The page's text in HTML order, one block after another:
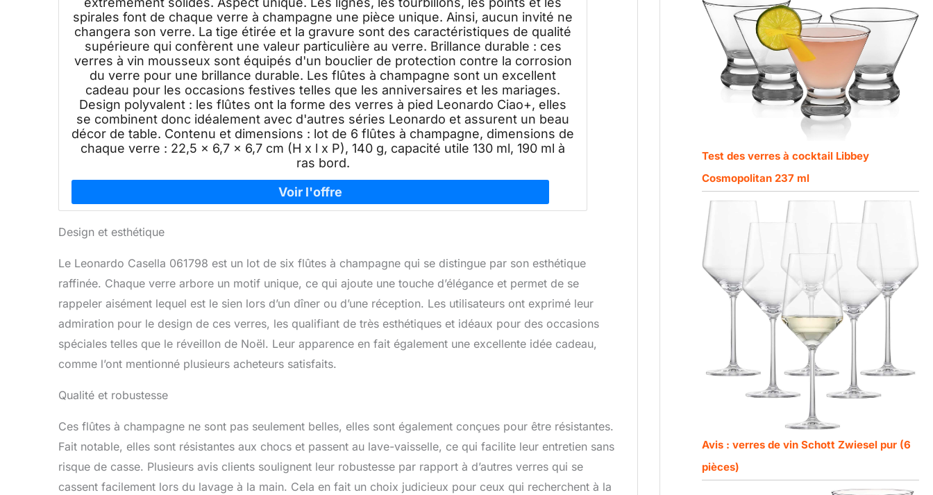
spirales font de chaque verre à champagne une pièce unique. Ainsi, aucun invité ne
changera son verre. La tige étirée et la gravure sont des caractéristiques de qualité
supérieure qui confèrent une valeur particulière au verre. Brillance durable : ces
verres à vin mousseux sont équipés d'un bouclier de protection contre la corrosion
du verre pour une brillance durable. Les flûtes à champagne sont un excellent
cadeau pour les occasions festives telles que les anniversaires et les mariages.
Design polyvalent : les flûtes ont la forme des verres à pied Leonardo Ciao+, elles
se combinent donc idéalement avec d'autres séries Leonardo et assurent un beau
décor de table. Contenu et dimensions : lot de 6 flûtes à champagne, dimensions de
chaque verre : 22,5 x 6,7 x 6,7 cm (H x l x P), 140 g, capacité utile 130 ml, 190 ml à
ras bord.
Design et esthétique
Le Leonardo Casella 061798 est un lot de six flûtes à champagne qui se distingue par son esthétique
raffinée. Chaque verre arbore un motif unique, ce qui ajoute une touche d’élégance et permet de se
rappeler aisément lequel est le sien lors d’un dîner ou d’une réception. Les utilisateurs ont exprimé leur
admiration pour le design de ces verres, les qualifiant de très esthétiques et idéaux pour des occasions
spéciales telles que le réveillon de Noël. Leur apparence en fait également une excellente idée cadeau,
comme l’ont mentionné plusieurs acheteurs satisfaits.
Qualité et robustesse
Ces flûtes à champagne ne sont pas seulement belles, elles sont également conçues pour être résistantes.
Fait notable, elles sont résistantes aux chocs et passent au lave-vaisselle, ce qui facilite leur entretien sans
risque de casse. Plusieurs avis clients soulignent leur robustesse par rapport à d’autres verres qui se
cassent facilement lors du lavage à la main. Cela en fait un choix judicieux pour ceux qui recherchent à la
Test des verres à cocktail Libbey
Cosmopolitan 237 ml
Avis : verres de vin Schott Zwiesel pur (6
pièces)